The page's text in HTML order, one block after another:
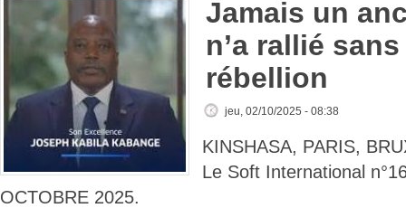
Jamais un
n’a rallié
rébellion
jeu, 02/10/2025 - 08:38
KINSHASA, PARIS,
Le Soft International
OCTOBRE 2025.